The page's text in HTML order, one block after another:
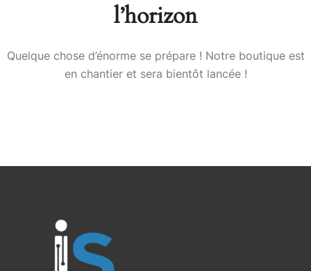
l’horizon
Quelque chose d’énorme se prépare ! Notre boutique est
en chantier et sera bientôt lancée !